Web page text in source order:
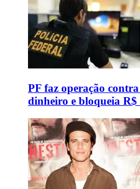
PF faz operação
dinheiro e bloqueia R$